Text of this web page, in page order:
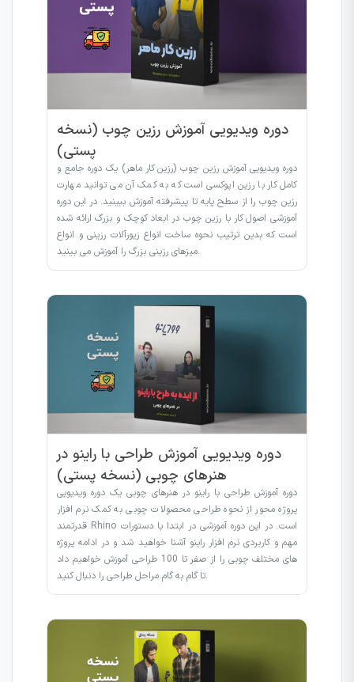
دوره ویدیویی آموزش رزین چوب (نسخه
پستی)
دوره ویدیویی آموزش رزین چوب (رزین کار ماهر) یک دوره جامع و
کامل کار با رزین اپوکسی است که به کمک آن می توانید مهارت
رزین چوب را از سطح پایه تا پیشرفته آموزش ببینید. در این دوره
آموزشی اصول کار با رزین چوب در ابعاد کوچک و بزرگ ارائه شده
است که بدین ترتیب نحوه ساخت انواع زیورآلات رزینی و انواع
میزهای رزینی بزرگ را آموزش می بینید.
دوره ویدیویی آموزش طراحی با راینو در
هنرهای چوبی (نسخه پستی)
دوره آموزش طراحی با راینو در هنرهای چوبی یک دوره ویدیویی
پروژه محور از نحوه طراحی محصولات چوبی به کمک نرم افزار
قدرتمند Rhino است. در این دوره آموزشی در ابتدا با دستورات
مهم و کاربردی نرم افزار راینو آشنا خواهید شد و در ادامه پروژه
های مختلف چوبی را از صفر تا 100 طراحی آموزش خواهیم داد
تا گام به گام مراحل طراحی را دنبال کنید.